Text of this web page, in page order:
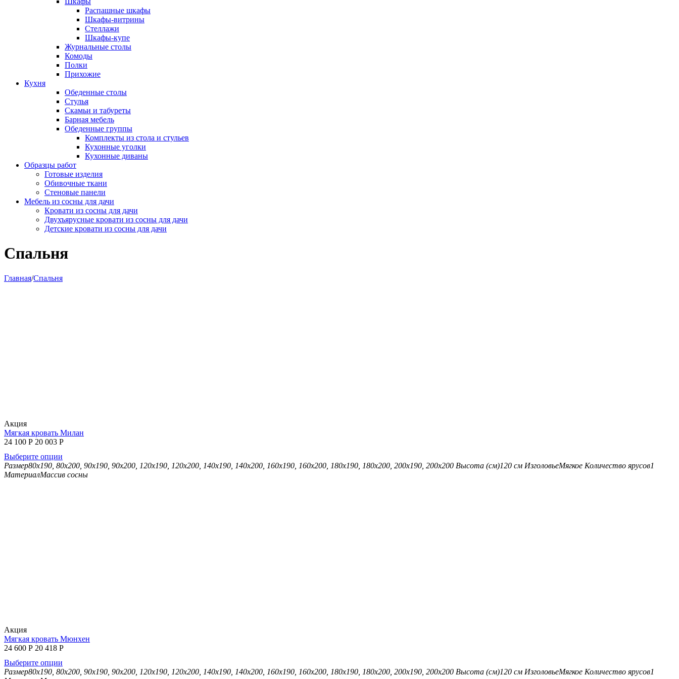
Распашные шкафы
Шкафы-витрины
Стеллажи
Шкафы-купе
Журнальные столы
Комоды
Полки
Прихожие
Кухня
Обеденные столы
Стулья
Скамьи и табуреты
Барная мебель
Обеденные группы
Комплекты из стола и стульев
Кухонные уголки
Кухонные диваны
Образцы работ
Готовые изделия
Обивочные ткани
Стеновые панели
Мебель из сосны для дачи
Кровати из сосны для дачи
Двухъярусные кровати из сосны для дачи
Детские кровати из сосны для дачи
Спальня
Главная/Спальня
Aкция
Мягкая кровать Милан
24 100 Р 20 003 Р
Выберите опции
Размер80х190, 80х200, 90х190, 90х200, 120х190, 120х200, 140х190, 140х200, 160х190, 160х200, 180х190, 180х200, 200х190, 200х200 Высота (см)120 см ИзголовьеМягкое Количество ярусов1
МатериалМассив сосны
Aкция
Мягкая кровать Мюнхен
24 600 Р 20 418 Р
Выберите опции
Размер80х190, 80х200, 90х190, 90х200, 120х190, 120х200, 140х190, 140х200, 160х190, 160х200, 180х190, 180х200, 200х190, 200х200 Высота (см)120 см ИзголовьеМягкое Количество ярусов1